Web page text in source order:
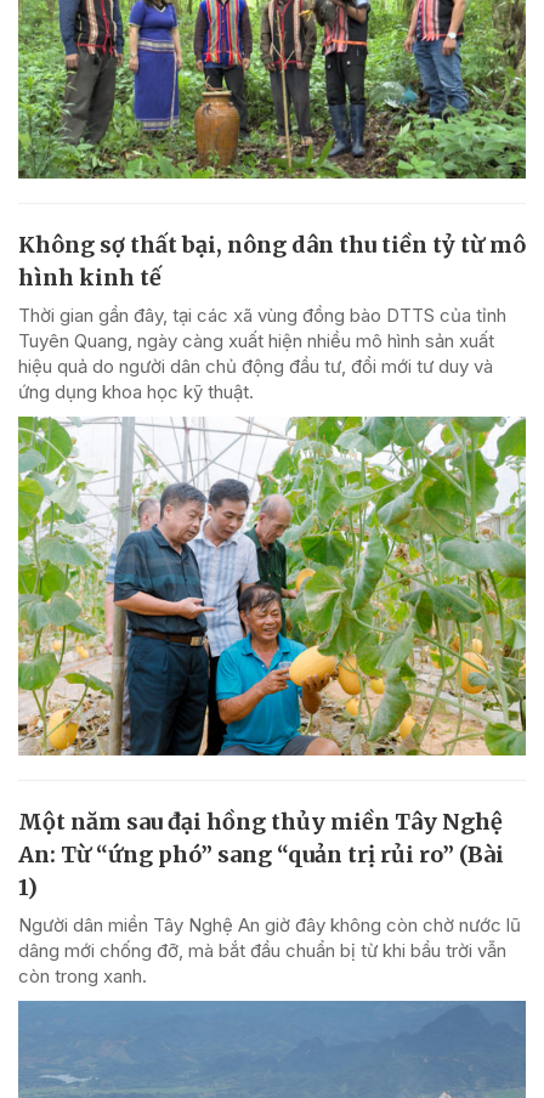
Không sợ thất bại, nông dân thu tiền tỷ từ mô
hình kinh tế
Thời gian gần đây, tại các xã vùng đồng bào DTTS của tỉnh
Tuyên Quang, ngày càng xuất hiện nhiều mô hình sản xuất
hiệu quả do người dân chủ động đầu tư, đổi mới tư duy và
ứng dụng khoa học kỹ thuật.
Một năm sau đại hồng thủy miền Tây Nghệ
An: Từ “ứng phó” sang “quản trị rủi ro” (Bài
1)
Người dân miền Tây Nghệ An giờ đây không còn chờ nước lũ
dâng mới chống đỡ, mà bắt đầu chuẩn bị từ khi bầu trời vẫn
còn trong xanh.